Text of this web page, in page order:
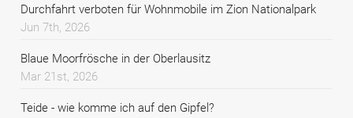
Durchfahrt verboten für Wohnmobile im Zion Nationalpark
Jun 7th, 2026
Blaue Moorfrösche in der Oberlausitz
Mar 21st, 2026
Teide - wie komme ich auf den Gipfel?